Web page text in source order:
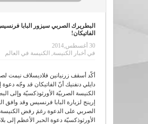
البطريرك الصربي سيزور البابا
الفاتيكان!
30 أغسطس,2014
في أخبار الكنيسة, الكنيسة في العالم
أكّد أسقف زرنيانين فلاديسلاف نيمت
دايلي دنفنيك أنّ الفاتيكان قد وجّه دعوة
الكنيسة الصربيّة الأورثوذكسيّة وإلى
إرينج لزيارة البابا فرنسيس وقد وافق
الصربي على الدعوة رغمَ رفض الكنيسة
الأورثوذكسيّة دعوة الحبر الأعظم إلى